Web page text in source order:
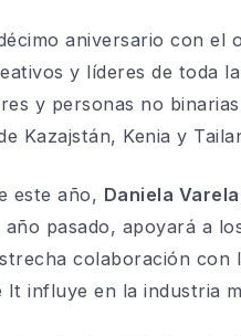
aniversario con
y líderes de toda
y personas no
Kazajstán, Kenia y
este año, Daniela
pasado, apoyará a
colaboración con
influye en la industria